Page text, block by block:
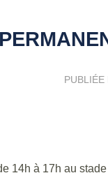
PUBLIÉE
14h à 17h au